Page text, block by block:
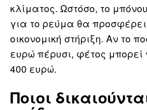
κλίματος. Ωστόσο, το
για το ρεύμα θα
οικονομική στήριξη. Αν το
ευρώ πέρυσι, φέτος
400 ευρώ.
Ποιοι